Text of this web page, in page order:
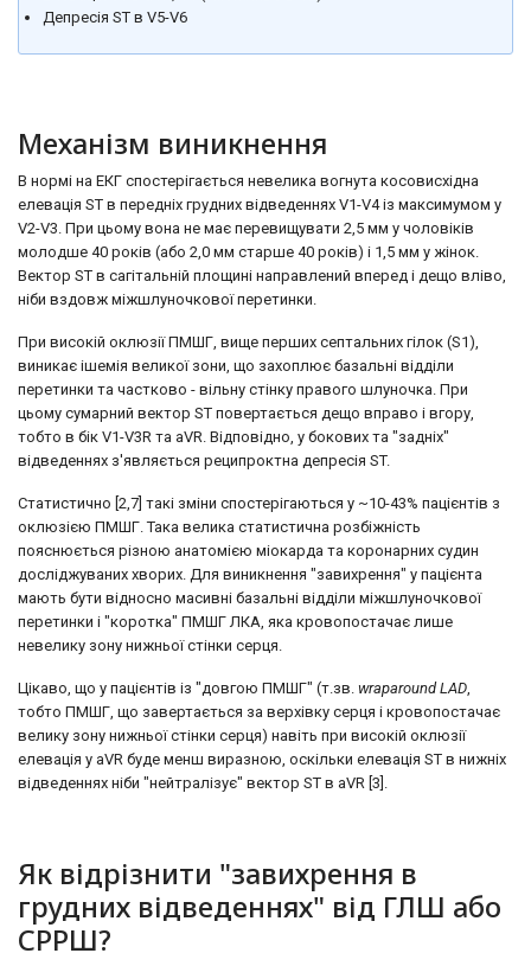
Депресія ST в V5-V6
Механізм виникнення
В нормі на ЕКГ спостерігається невелика вогнута косовисхідна
елевація ST в передніх грудних відведеннях V1-V4 із максимумом у
V2-V3. При цьому вона не має перевищувати 2,5 мм у чоловіків
молодше 40 років (або 2,0 мм старше 40 років) і 1,5 мм у жінок.
Вектор ST в сагітальній площині направлений вперед і дещо вліво,
ніби вздовж міжшлуночкової перетинки.
При високій оклюзії ПМШГ, вище перших септальних гілок (S1),
виникає ішемія великої зони, що захоплює базальні відділи
перетинки та частково - вільну стінку правого шлуночка. При
цьому сумарний вектор ST повертається дещо вправо і вгору,
тобто в бік V1-V3R та aVR. Відповідно, у бокових та "задніх"
відведеннях з'являється реципроктна депресія ST.
Статистично [2,7] такі зміни спостерігаються у ~10-43% пацієнтів з
оклюзією ПМШГ. Така велика статистична розбіжність
пояснюється різною анатомією міокарда та коронарних судин
досліджуваних хворих. Для виникнення "завихрення" у пацієнта
мають бути відносно масивні базальні відділи міжшлуночкової
перетинки і "коротка" ПМШГ ЛКА, яка кровопостачає лише
невелику зону нижньої стінки серця.
Цікаво, що у пацієнтів із "довгою ПМШГ" (т.зв. wraparound LAD,
тобто ПМШГ, що завертається за верхівку серця і кровопостачає
велику зону нижньої стінки серця) навіть при високій оклюзії
елевація у aVR буде менш виразною, оскільки елевація ST в нижніх
відведеннях ніби "нейтралізує" вектор ST в aVR [3].
Як відрізнити "завихрення в
грудних відведеннях" від ГЛШ або
СРРШ?